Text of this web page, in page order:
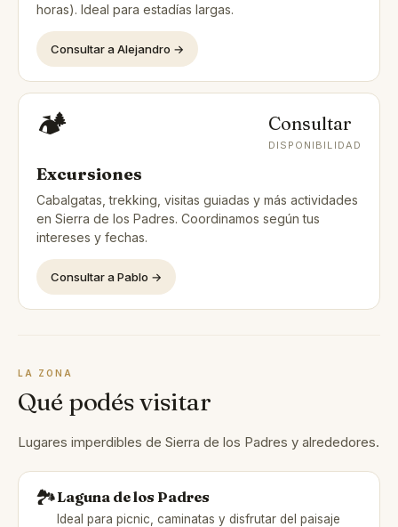
horas). Ideal para estadías largas.
Consultar a Alejandro →
🏕️ Consultar
DISPONIBILIDAD
Excursiones
Cabalgatas, trekking, visitas guiadas y más actividades
en Sierra de los Padres. Coordinamos según tus
intereses y fechas.
Consultar a Pablo →
LA ZONA
Qué podés visitar
Lugares imperdibles de Sierra de los Padres y alrededores.
🏞️Laguna de los Padres
Ideal para picnic, caminatas y disfrutar del paisaje